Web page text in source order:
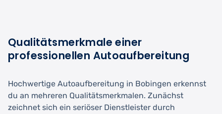
Qualitätsmerkmale einer
professionellen Autoaufbereitung
Hochwertige Autoaufbereitung in Bobingen erkennst
du an mehreren Qualitätsmerkmalen. Zunächst
zeichnet sich ein seriöser Dienstleister durch